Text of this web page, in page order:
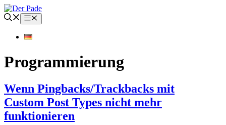
Zum
Inhalt
springen
Menü
Programmierung
Wenn Pingbacks/Trackbacks mit
Custom Post Types nicht mehr
funktionieren